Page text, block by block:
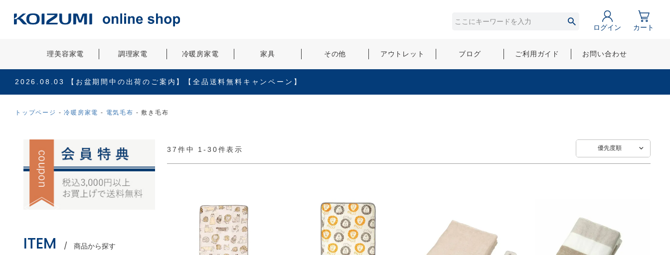
ログイン カート
理美容家電 調理家電 冷暖房家電 家具 その他 アウトレット ブログ ご利用ガイド お問い合わせ
2026.08.03 【お盆期間中の出荷のご案内】【全品送料無料キャンペーン】
トップページ 冷暖房家電 電気毛布 敷き毛布
ITEM 商品から探す
優先度順
37 件中 1- 30件表示